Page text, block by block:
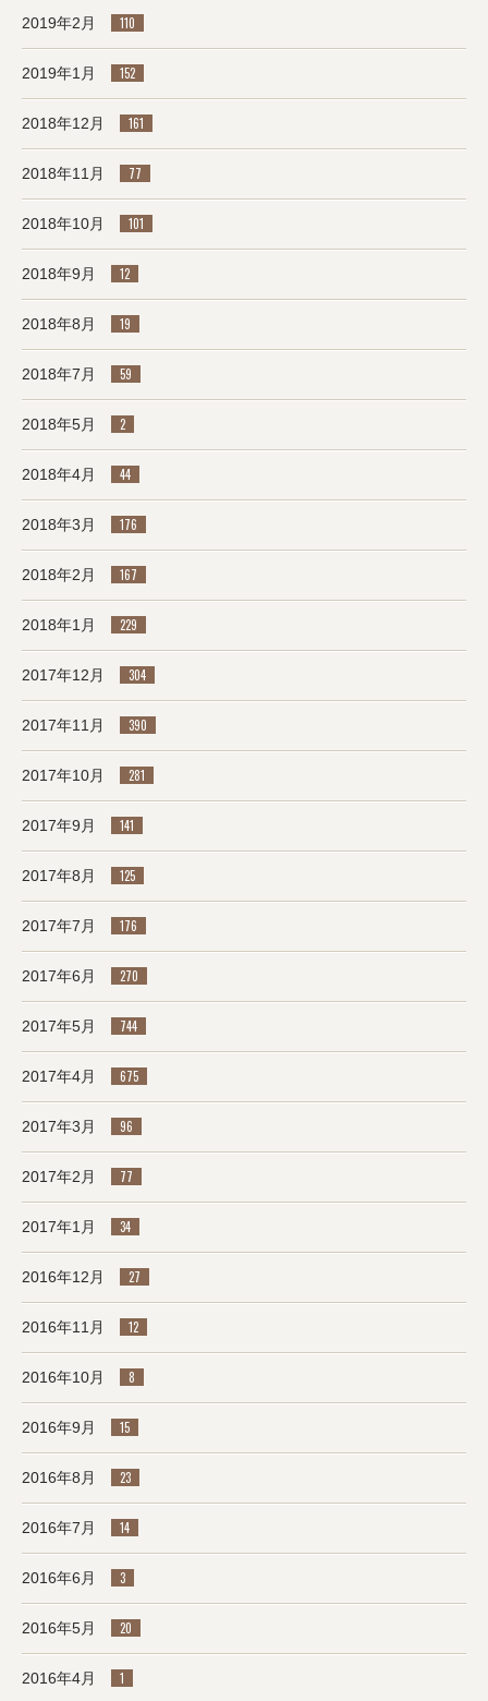
2019年2月 110
2019年1月 152
2018年12月 161
2018年11月 77
2018年10月 101
2018年9月 12
2018年8月 19
2018年7月 59
2018年5月 2
2018年4月 44
2018年3月 176
2018年2月 167
2018年1月 229
2017年12月 304
2017年11月 390
2017年10月 281
2017年9月 141
2017年8月 125
2017年7月 176
2017年6月 270
2017年5月 744
2017年4月 675
2017年3月 96
2017年2月 77
2017年1月 34
2016年12月 27
2016年11月 12
2016年10月 8
2016年9月 15
2016年8月 23
2016年7月 14
2016年6月 3
2016年5月 20
2016年4月 1